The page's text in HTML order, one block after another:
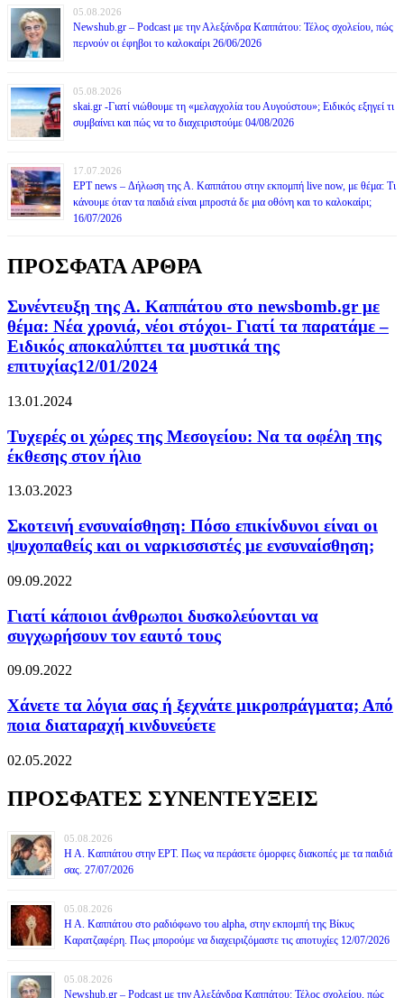
05.08.2026
Newshub.gr – Podcast με την Αλεξάνδρα Καππάτου: Τέλος σχολείου, πώς
περνούν οι έφηβοι το καλοκαίρι 26/06/2026
05.08.2026
skai.gr -Γιατί νιώθουμε τη «μελαγχολία του Αυγούστου»; Ειδικός εξηγεί τι
συμβαίνει και πώς να το διαχειριστούμε 04/08/2026
17.07.2026
ΕΡΤ news – Δήλωση της Α. Καππάτου στην εκπομπή live now, με θέμα: Τι
κάνουμε όταν τα παιδιά είναι μπροστά δε μια οθόνη και το καλοκαίρι;
16/07/2026
ΠΡΟΣΦΑΤΑ ΑΡΘΡΑ
Συνέντευξη της Α. Καππάτου στο newsbomb.gr με
θέμα: Νέα χρονιά, νέοι στόχοι- Γιατί τα παρατάμε –
Ειδικός αποκαλύπτει τα μυστικά της
επιτυχίας12/01/2024
13.01.2024
Τυχερές οι χώρες της Μεσογείου: Να τα οφέλη της
έκθεσης στον ήλιο
13.03.2023
Σκοτεινή ενσυναίσθηση: Πόσο επικίνδυνοι είναι οι
ψυχοπαθείς και οι ναρκισσιστές με ενσυναίσθηση;
09.09.2022
Γιατί κάποιοι άνθρωποι δυσκολεύονται να
συγχωρήσουν τον εαυτό τους
09.09.2022
Χάνετε τα λόγια σας ή ξεχνάτε μικροπράγματα; Από
ποια διαταραχή κινδυνεύετε
02.05.2022
ΠΡΟΣΦΑΤΕΣ ΣΥΝΕΝΤΕΥΞΕΙΣ
05.08.2026
Η Α. Καππάτου στην ΕΡΤ. Πως να περάσετε όμορφες διακοπές με τα παιδιά
σας. 27/07/2026
05.08.2026
Η Α. Καππάτου στο ραδιόφωνο του alpha, στην εκπομπή της Βίκυς
Καρατζαφέρη. Πως μπορούμε να διαχειριζόμαστε τις αποτυχίες 12/07/2026
05.08.2026
Newshub.gr – Podcast με την Αλεξάνδρα Καππάτου: Τέλος σχολείου, πώς